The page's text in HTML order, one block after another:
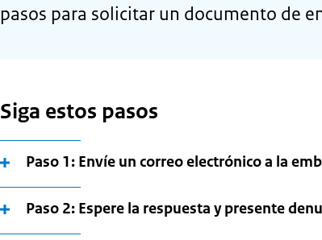
pasos para solicitar un documento de
Siga estos pasos
Paso 1: Envíe un correo electrónico a la
Paso 2: Espere la respuesta y presente